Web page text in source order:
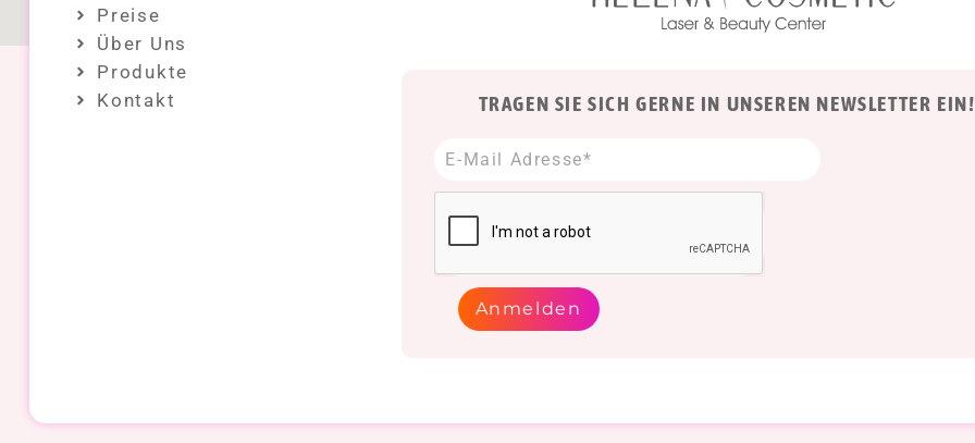
Preise
Über Uns
Produkte
Kontakt
TRAGEN SIE SICH GERNE IN UNSEREN NEWSLETTER EIN!
Anmelden